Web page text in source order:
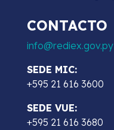
CONTACTO
info@rediex.gov.py
SEDE MIC:
+595 21 616 3600
SEDE VUE:
+595 21 616 3680